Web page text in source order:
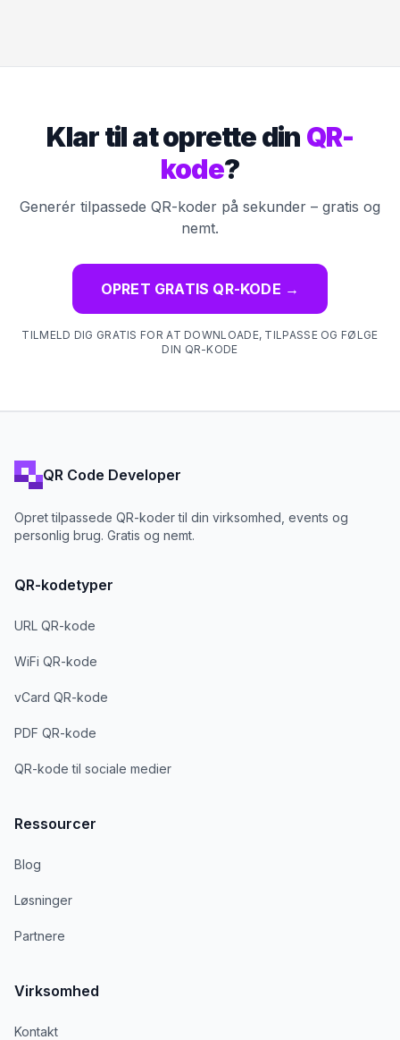
Klar til at oprette din QR-
kode?
Generér tilpassede QR-koder på sekunder – gratis og
nemt.
OPRET GRATIS QR-KODE →
TILMELD DIG GRATIS FOR AT DOWNLOADE, TILPASSE OG FØLGE
DIN QR-KODE
QR Code Developer
Opret tilpassede QR-koder til din virksomhed, events og
personlig brug. Gratis og nemt.
QR-kodetyper
URL QR-kode
WiFi QR-kode
vCard QR-kode
PDF QR-kode
QR-kode til sociale medier
Ressourcer
Blog
Løsninger
Partnere
Virksomhed
Kontakt